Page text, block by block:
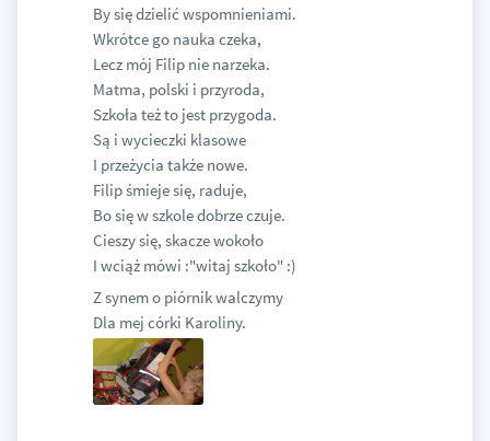
By się dzielić wspomnieniami.
Wkrótce go nauka czeka,
Lecz mój Filip nie narzeka.
Matma, polski i przyroda,
Szkoła też to jest przygoda.
Są i wycieczki klasowe
I przeżycia także nowe.
Filip śmieje się, raduje,
Bo się w szkole dobrze czuje.
Cieszy się, skacze wokoło
I wciąż mówi :"witaj szkoło" :)
Z synem o piórnik walczymy
Dla mej córki Karoliny.